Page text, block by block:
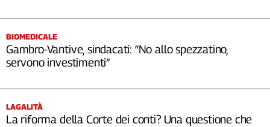
BIOMEDICALE
Gambro-Vantive, sindacati: “No allo spezzatino,
servono investimenti”
LAGALITÀ
La riforma della Corte dei conti? Una questione che